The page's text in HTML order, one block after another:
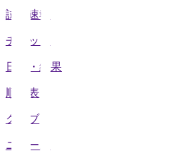
試合速報
チケット
日程・結果
順位表
クラブ
ニュース